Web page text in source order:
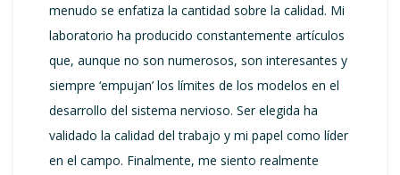
menudo se enfatiza la cantidad sobre la calidad. Mi
laboratorio ha producido constantemente artículos
que, aunque no son numerosos, son interesantes y
siempre ‘empujan’ los límites de los modelos en el
desarrollo del sistema nervioso. Ser elegida ha
validado la calidad del trabajo y mi papel como líder
en el campo. Finalmente, me siento realmente